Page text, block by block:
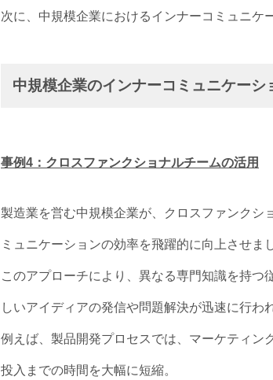
次に、中規模企業におけるインナーコミュニケ
中規模企業のインナーコミュニケーシ
事例4：クロスファンクショナルチームの活用
製造業を営む中規模企業が、クロスファンクシ
ミュニケーションの効率を飛躍的に向上させま
このアプローチにより、異なる専門知識を持
しいアイディアの発信や問題解決が迅速に行わ
例えば、製品開発プロセスでは、マーケティン
投入までの時間を大幅に短縮。